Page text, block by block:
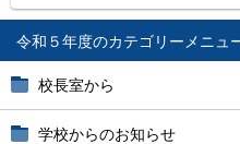
令和５年度
校長室から
学校からのお知らせ